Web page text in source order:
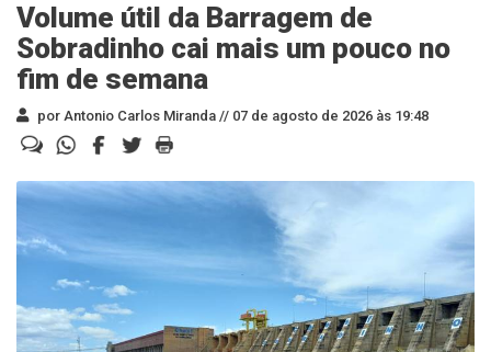
Volume útil da Barragem de
Sobradinho cai mais um pouco no
fim de semana
por Antonio Carlos Miranda // 07 de agosto de 2026 às 19:48